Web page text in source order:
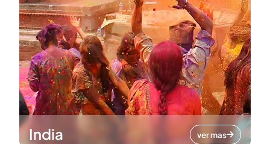
India ver mas